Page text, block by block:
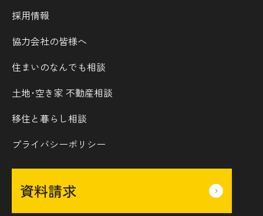
採用情報
協力会社の皆様へ
住まいのなんでも相談
土地･空き家 不動産相談
移住と暮らし相談
プライバシーポリシー
資料請求